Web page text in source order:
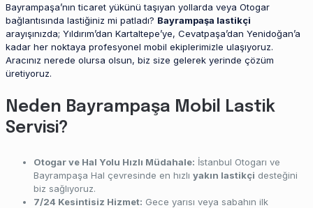
Bayrampaşa’nın ticaret yükünü taşıyan yollarda veya Otogar
bağlantısında lastiğiniz mi patladı? Bayrampaşa lastikçi
arayışınızda; Yıldırım’dan Kartaltepe’ye, Cevatpaşa’dan Yenidoğan’a
kadar her noktaya profesyonel mobil ekiplerimizle ulaşıyoruz.
Aracınız nerede olursa olsun, biz size gelerek yerinde çözüm
üretiyoruz.
Neden Bayrampaşa Mobil Lastik
Servisi?
Otogar ve Hal Yolu Hızlı Müdahale: İstanbul Otogarı ve
Bayrampaşa Hal çevresinde en hızlı yakın lastikçi desteğini
biz sağlıyoruz.
7/24 Kesintisiz Hizmet: Gece yarısı veya sabahın ilk